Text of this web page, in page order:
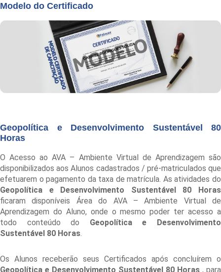
Modelo do Certificado
Geopolítica e Desenvolvimento Sustentável 80
Horas
O Acesso ao AVA – Ambiente Virtual de Aprendizagem são
disponibilizados aos Alunos cadastrados / pré-matriculados que
efetuarem o pagamento da taxa de matrícula. As atividades do
Geopolítica e Desenvolvimento Sustentável 80 Horas
ficaram disponíveis Área do AVA – Ambiente Virtual de
Aprendizagem do Aluno, onde o mesmo poder ter acesso a
todo conteúdo do Geopolítica e Desenvolvimento
Sustentável 80 Horas
Os Alunos receberão seus Certificados após concluírem o
Geopolítica e Desenvolvimento Sustentável 80 Horas , para